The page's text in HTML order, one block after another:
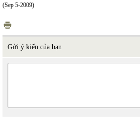
(Sep 5-2009)
Gửi ý kiến của bạn